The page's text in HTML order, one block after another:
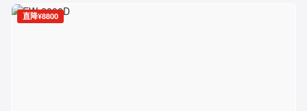
直降¥8800